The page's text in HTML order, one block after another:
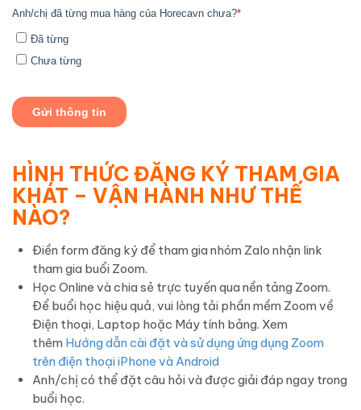
HÌNH THỨC ĐĂNG KÝ THAM GIA
KHÁT – VẬN HÀNH NHƯ THẾ
NÀO?
Điền form đăng ký để tham gia nhóm Zalo nhận link
tham gia buổi Zoom.
Học Online và chia sẻ trực tuyến qua nền tảng Zoom.
Để buổi học hiệu quả, vui lòng tải phần mềm Zoom về
Điện thoại, Laptop hoặc Máy tính bảng. Xem
thêm Hướng dẫn cài đặt và sử dụng ứng dụng Zoom
trên điện thoại iPhone và Android
Anh/chị có thể đặt câu hỏi và được giải đáp ngay trong
buổi học.